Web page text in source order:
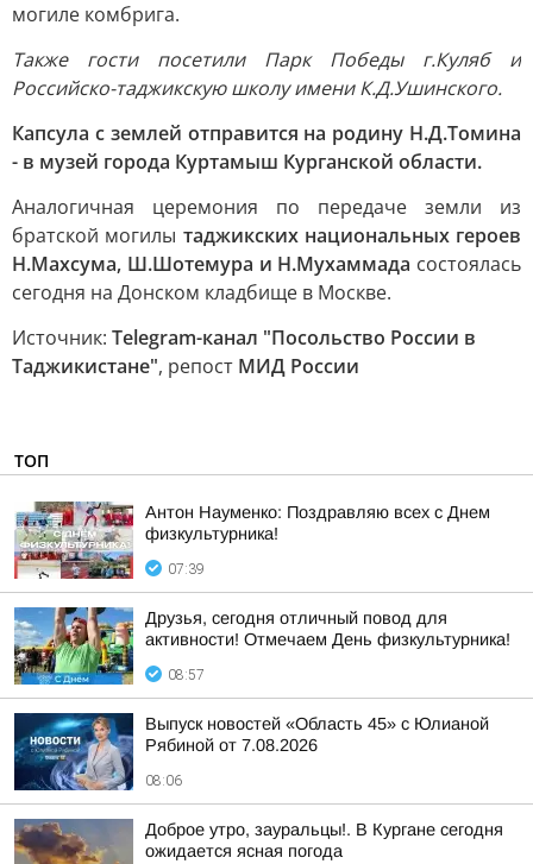
могиле комбрига.
Также гости посетили Парк Победы г.Куляб и
Российско-таджикскую школу имени К.Д.Ушинского.
Капсула с землей отправится на родину Н.Д.Томина
- в музей города Куртамыш Курганской области.
Аналогичная церемония по передаче земли из
братской могилы таджикских национальных героев
Н.Махсума, Ш.Шотемура и Н.Мухаммада состоялась
сегодня на Донском кладбище в Москве.
Источник: Telegram-канал "Посольство России в
Таджикистане", репост МИД России
ТОП
Антон Науменко: Поздравляю всех с Днем
физкультурника!
07:39
Друзья, сегодня отличный повод для
активности! Отмечаем День физкультурника!
08:57
Выпуск новостей «Область 45» с Юлианой
Рябиной от 7.08.2026
08:06
Доброе утро, зауральцы!. В Кургане сегодня
ожидается ясная погода